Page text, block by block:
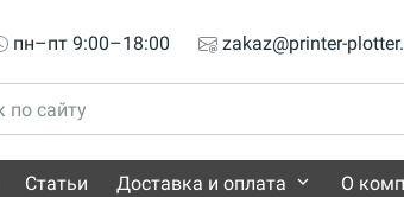
пн–пт 9:00–18:00 zakaz@printer-
Статьи Доставка и оплата О